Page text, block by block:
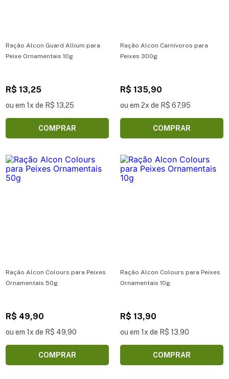
Ração Alcon Guard Allium para
Peixe Ornamentais 10g
R$ 13,25
ou em 1x de R$ 13,25
COMPRAR
Ração Alcon Carnívoros para
Peixes 300g
R$ 135,90
ou em 2x de R$ 67,95
COMPRAR
Ração Alcon Colours para Peixes
Ornamentais 50g
R$ 49,90
ou em 1x de R$ 49,90
COMPRAR
Ração Alcon Colours para Peixes
Ornamentais 10g
R$ 13,90
ou em 1x de R$ 13,90
COMPRAR